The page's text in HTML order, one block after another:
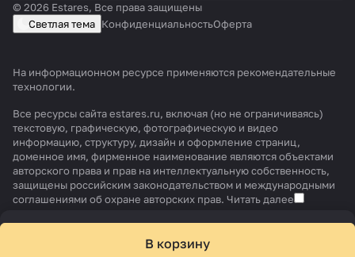
В корзину
© 2026 Estares, Все права защищены
Светлая тема КонфиденциальностьОферта
На информационном ресурсе применяются рекомендательные
технологии.
Все ресурсы сайта estares.ru, включая (но не ограничиваясь)
текстовую, графическую, фотографическую и видео
информацию, структуру, дизайн и оформление страниц,
доменное имя, фирменное наименование являются объектами
авторского права и прав на интеллектуальную собственность,
защищены российским законодательством и международными
соглашениями об охране авторских прав. Читать далее